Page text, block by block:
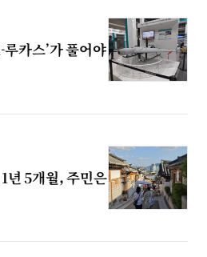
카스’가 풀어야
년 5개월, 주민은